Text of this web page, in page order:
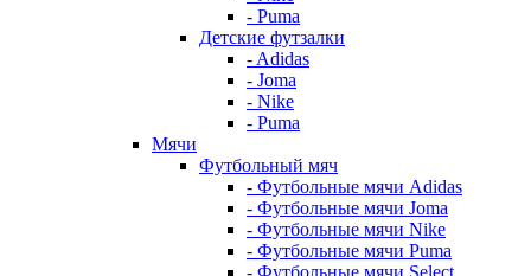
- Puma
Детские футзалки
- Adidas
- Joma
- Nike
- Puma
Мячи
Футбольный мяч
- Футбольные мячи Adidas
- Футбольные мячи Joma
- Футбольные мячи Nike
- Футбольные мячи Puma
- Футбольные мячи Select